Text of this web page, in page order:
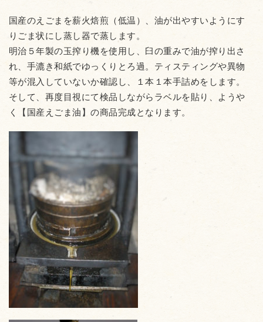
国産のえごまを薪火焙煎（低温）、油が出やすいようにす
りごま状にし蒸し器で蒸します。
明治５年製の玉搾り機を使用し、臼の重みで油が搾り出さ
れ、手漉き和紙でゆっくりとろ過。ティスティングや異物
等が混入していないか確認し、１本１本手詰めをします。
そして、再度目視にて検品しながらラベルを貼り、ようや
く【国産えごま油】の商品完成となります。